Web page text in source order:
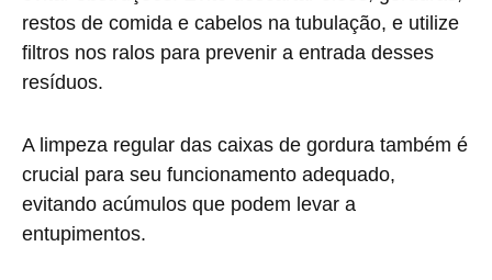
restos de comida e cabelos na tubulação, e utilize
filtros nos ralos para prevenir a entrada desses
resíduos.
A limpeza regular das caixas de gordura também é
crucial para seu funcionamento adequado,
evitando acúmulos que podem levar a
entupimentos.